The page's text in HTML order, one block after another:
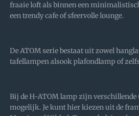
fraaie loft als binnen een
een trendy cafe of sfeervolle lounge.
De ATOM serie bestaat uit zowel
tafellampen alsook plafondlamp of
Bij de H-ATOM lamp zijn
mogelijk. Je kunt hier kiezen uit de